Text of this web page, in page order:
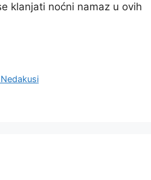
klanjati noćni namaz u ovih